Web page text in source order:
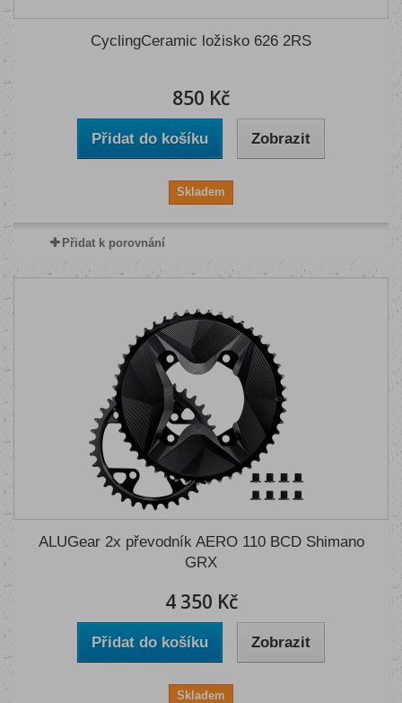
CyclingCeramic ložisko 626 2RS
850 Kč
Přidat do košíku Zobrazit
Skladem
Přidat k porovnání
ALUGear 2x převodník AERO 110 BCD Shimano
GRX
4 350 Kč
Přidat do košíku Zobrazit
Skladem